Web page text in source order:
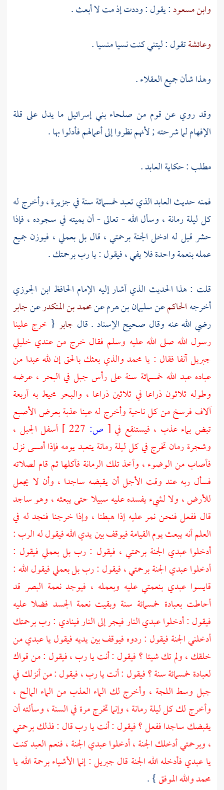
وابن مسعود: يقول : وددت إذ مت لا أبعث .
وعائشةتقول : ليتني كنت نسيا منسيا .
وهذا شأن جميع العقلاء .
وقد روي عن قوم من صلحاءبني إسرائيل ما يدل على قلة
الإفهام لما شرحته ; لأنهم نظروا إلى أعمالهم فأدلوا بها .
مطلب : حكاية العابد .
فمنه حديث العابد الذي تعبد خمسمائة سنة في جزيرة ، وأخرج له
كل ليلة رمانة ، وسأل الله - تعالى - أن يميته في سجوده ، فإذا
حشر قيل له ادخل الجنة برحمتي ، قال بل بعملي ، فيوزن جميع
عمله بنعمة واحدة فلا يفي ، فيقول : يا رب برحمتك .
قلت : هذا الحديث الذي أشار إليه الإمام الحافظ ابن الجوزي
أخرجهالحاكمعنسليمان بن هرمعنمحمد بن المنكدرعنجابر
رضي الله عنه وقال صحيح الإسناد . قال جابر { خرج علينا
رسول الله صلى الله عليه وسلم فقال خرج من عندي خليلي
جبريلآنفا فقال : يا محمدوالذي بعثك بالحق إن لله عبدا من
عباده عبد الله خمسمائة سنة على رأس جبل في البحر ، عرضه
وطوله ثلاثون ذراعا في ثلاثين ذراعا ، والبحر محيط به أربعة
آلاف فرسخ من كل ناحية وأخرج له عينا عذبة بعرض الأصبع
تبض بماء عذب ، فيستنقع في [ ص:
أسفل الجبل ،
وشجرة رمان تخرج في كل ليلة رمانة يتعبد يومه فإذا أمسى نزل
فأصاب من الوضوء ، وأخذ تلك الرمانة فأكلها ثم قام لصلاته
فسأل ربه عند وقت الأجل أن يقبضه ساجدا ، وأن لا يجعل
للأرض ، ولا لشيء يفسده عليه سبيلا حتى يبعثه ، وهو ساجد
قال ففعل فنحن نمر عليه إذا هبطنا ، وإذا خرجنا فنجد له في
العلم أنه يبعث يوم القيامة فيوقف بين يدي الله فيقول له الرب :
أدخلوا عبدي الجنة برحمتي ، فيقول : رب بل بعملي فيقول :
أدخلوا عبدي الجنة برحمتي ، فيقول : رب بل بعملي فيقول الله :
قايسوا عبدي بنعمتي عليه وبعمله ، فيوجد نعمة البصر قد
أحاطت بعبادة خمسمائة سنة وبقيت نعمة الجسد فضلا عليه
فيقول : أدخلوا عبدي النار فيجر إلى النار فينادي : رب برحمتك
أدخلني الجنة فيقول : ردوه فيوقف بين يديه فيقول يا عبدي من
خلقك ، ولم تك شيئا ؟ فيقول : أنت يا رب ، فيقول : من قواك
لعبادة خمسمائة سنة ؟ فيقول : أنت يا رب ، فيقول : من أنزلك في
جبل وسط اللجة ، وأخرج لك الماء العذب من الماء المالح ،
وأخرج لك كل ليلة رمانة ، وإنما تخرج مرة في السنة ، وسألته أن
يقبضك ساجدا ففعل ؟ فيقول : أنت يا رب قال : فذلك برحمتي
، وبرحمتي أدخلك الجنة ، أدخلوا عبدي الجنة ، فنعم العبد كنت
يا عبدي فأدخله الله الجنة قالجبريل: إنما الأشياء برحمة الله يا
محمدوالله الموفق} .